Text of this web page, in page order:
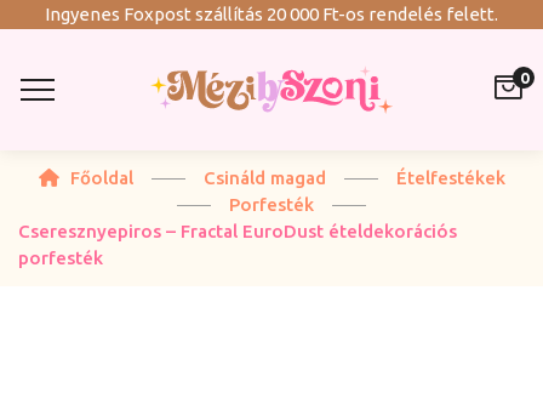
Ingyenes Foxpost szállítás 20 000 Ft-os rendelés felett.
0
Főoldal Csináld magad
Ételfestékek
Porfesték
Cseresznyepiros – Fractal EuroDust ételdekorációs
porfesték